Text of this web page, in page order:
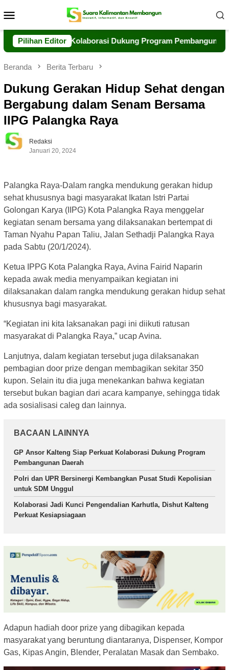
ke
Mobile
Pilihan Editor
Perkuat Kolaborasi Dukung Program Pembangunan Daerah
Beranda Berita Terbaru
Dukung Gerakan Hidup Sehat dengan
Bergabung dalam Senam Bersama
IIPG Palangka Raya
Redaksi
Januari 20, 2024
Palangka Raya-Dalam rangka mendukung gerakan hidup
sehat khususnya bagi masyarakat Ikatan Istri Partai
Golongan Karya (IIPG) Kota Palangka Raya menggelar
kegiatan senam bersama yang dilaksanakan bertempat di
Taman Nyahu Papan Taliu, Jalan Sethadji Palangka Raya
pada Sabtu (20/1/2024).
Ketua IPPG Kota Palangka Raya, Avina Fairid Naparin
kepada awak media menyampaikan kegiatan ini
dilaksanakan dalam rangka mendukung gerakan hidup sehat
khususnya bagi masyarakat.
“Kegiatan ini kita laksanakan pagi ini diikuti ratusan
masyarakat di Palangka Raya,” ucap Avina.
Lanjutnya, dalam kegiatan tersebut juga dilaksanakan
pembagian door prize dengan membagikan sekitar 350
kupon. Selain itu dia juga menekankan bahwa kegiatan
tersebut bukan bagian dari acara kampanye, sehingga tidak
ada sosialisasi caleg dan lainnya.
BACAAN LAINNYA
GP Ansor Kalteng Siap Perkuat Kolaborasi Dukung Program
Pembangunan Daerah
Polri dan UPR Bersinergi Kembangkan Pusat Studi Kepolisian
untuk SDM Unggul
Kolaborasi Jadi Kunci Pengendalian Karhutla, Dishut Kalteng
Perkuat Kesiapsiagaan
Adapun hadiah door prize yang dibagikan kepada
masyarakat yang beruntung diantaranya, Dispenser, Kompor
Gas, Kipas Angin, Blender, Peralatan Masak dan Sembako.